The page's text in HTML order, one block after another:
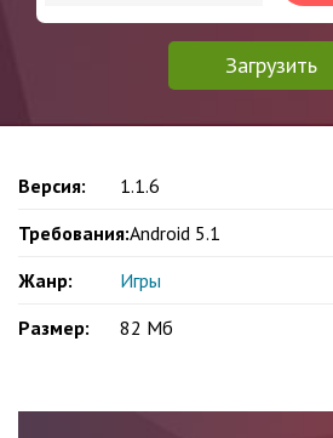
Загрузить
Версия:
1.1.6
Требования:Android 5.1
Жанр:
Игры
Размер:
82 Мб